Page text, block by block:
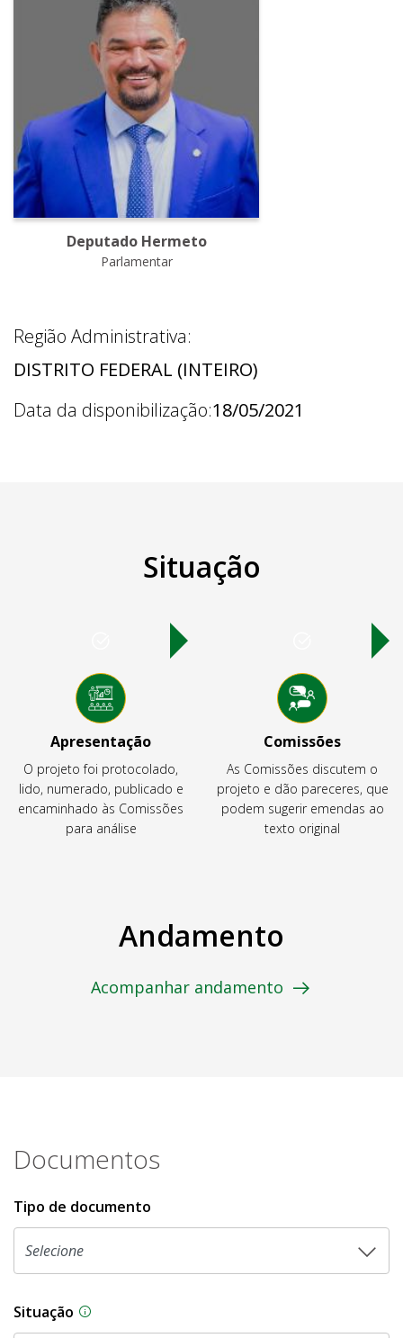
Deputado Hermeto
Parlamentar
Região Administrativa:
DISTRITO FEDERAL (INTEIRO)
Data da disponibilização:18/05/2021
Situação
Apresentação
O projeto foi protocolado,
lido, numerado, publicado e
encaminhado às Comissões
para análise
Comissões
As Comissões discutem o
projeto e dão pareceres, que
podem sugerir emendas ao
texto original
Andamento
Acompanhar andamento
Documentos
Tipo de documento
Situação Na CLDF, as proposições legislativas